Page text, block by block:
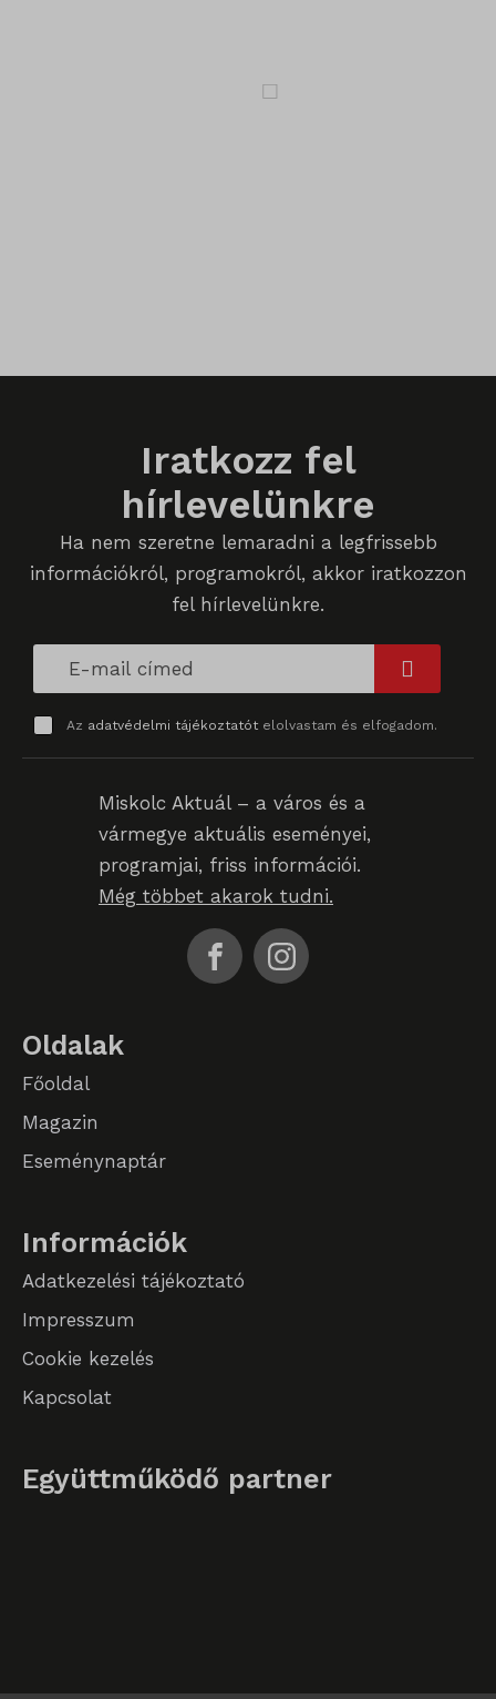
Iratkozz fel
hírlevelünkre
Ha nem szeretne lemaradni a legfrissebb
információkról, programokról, akkor iratkozzon
fel hírlevelünkre.
Az adatvédelmi tájékoztatót elolvastam és elfogadom.
Miskolc Aktuál – a város és a
vármegye aktuális eseményei,
programjai, friss információi.
Még többet akarok tudni.
Oldalak
Főoldal
Magazin
Eseménynaptár
Információk
Adatkezelési tájékoztató
Impresszum
Cookie kezelés
Kapcsolat
Együttműködő partner